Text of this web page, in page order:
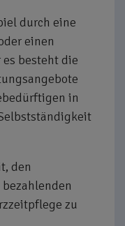
durch eine
einen
besteht die
in
den
zu